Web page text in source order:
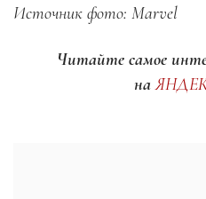
Источник фото: Marvel
Читайте самое
на